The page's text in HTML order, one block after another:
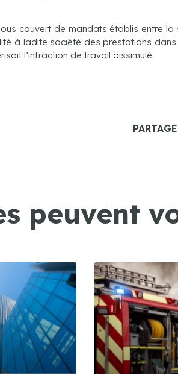
couvert de mandats établis entre
à ladite société des prestations
l’infraction de travail dissimulé.
peuvent